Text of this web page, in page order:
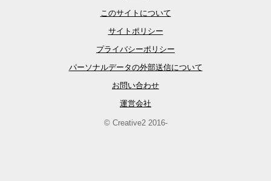
このサイトについて
サイトポリシー
プライバシーポリシー
パーソナルデータの外部送信について
お問い合わせ
運営会社
© Creative2 2016-